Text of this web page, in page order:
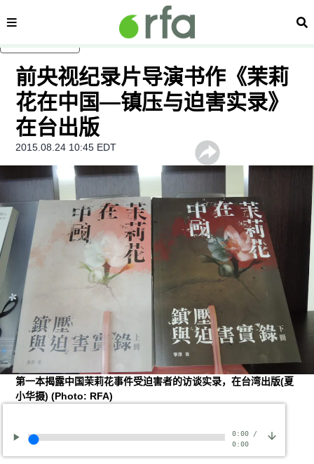
内容分类 搜
前央视纪录片导演书作《茉莉
花在中国—镇压与迫害实录》
在台出版
2015.08.24 10:45 EDT
第一本揭露中国茉莉花事件受迫害者的访谈实录，在台湾出版(夏
小华摄)(Photo: RFA)
0:00/
0:00